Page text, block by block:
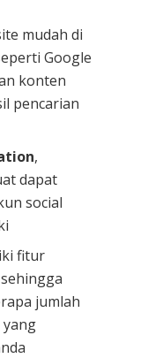
mudah di
Google
konten
pencarian
,
dapat
social
fitur
jumlah